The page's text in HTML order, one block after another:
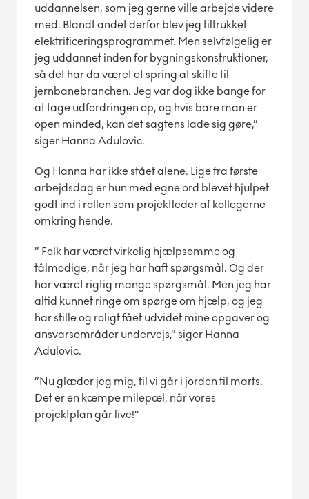
uddannelsen, som jeg gerne ville arbejde videre
med. Blandt andet derfor blev jeg tiltrukket
elektrificeringsprogrammet. Men selvfølgelig er
jeg uddannet inden for bygningskonstruktioner,
så det har da været et spring at skifte til
jernbanebranchen. Jeg var dog ikke bange for
at tage udfordringen op, og hvis bare man er
open minded, kan det sagtens lade sig gøre,”
siger Hanna Adulovic.
Og Hanna har ikke stået alene. Lige fra første
arbejdsdag er hun med egne ord blevet hjulpet
godt ind i rollen som projektleder af kollegerne
omkring hende.
” Folk har været virkelig hjælpsomme og
tålmodige, når jeg har haft spørgsmål. Og der
har været rigtig mange spørgsmål. Men jeg har
altid kunnet ringe om spørge om hjælp, og jeg
har stille og roligt fået udvidet mine opgaver og
ansvarsområder undervejs,” siger Hanna
Adulovic.
”Nu glæder jeg mig, til vi går i jorden til marts.
Det er en kæmpe milepæl, når vores
projektplan går live!”